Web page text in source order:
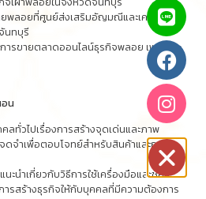
ยพลอยที่ศูนย์ส่งเสริมอัญมณีและเครื่อง
นทบุรี
ารขายตลาดออนไลน์ธุรกิจพลอย เพจ Top
น
ลทั่วไปเรื่องการสร้างจุดเด่นและภาพ
จำเพื่อตอบโจทย์สำหรับสินค้าและการ
นะนำเกี่ยวกับวิธีการใช้เครื่องมือและช่อง
ารสร้างธุรกิจให้กับบุคคลที่มีความต้องการ